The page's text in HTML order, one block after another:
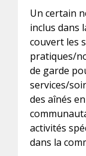
Un certain
inclus dans
couvert les
pratiques/
de garde
services/
des aînés
activités
dans la